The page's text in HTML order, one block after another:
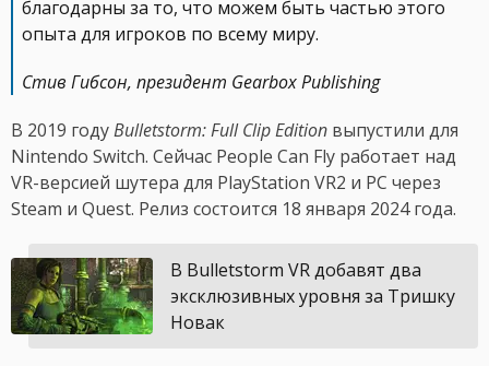
благодарны за то, что можем быть частью этого
опыта для игроков по всему миру.
Стив Гибсон, президент Gearbox Publishing
В 2019 годуBulletstorm: Full Clip Edition выпустили для
Nintendo Switch. Сейчас People Can Fly работает над
VR-версией шутера для PlayStation VR2 и PC через
Steam и Quest. Релиз состоится 18 января 2024 года.
В Bulletstorm VR добавят два
эксклюзивных уровня за Тришку
Новак